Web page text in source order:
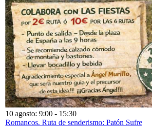
10 agosto: 9:00 - 15:30
Romancos. Ruta de senderismo: Patón Sufre